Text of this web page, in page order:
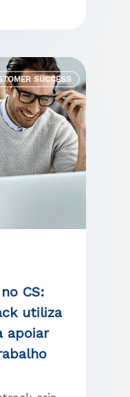
SUCCESS
CS:
utiliza
apoiar